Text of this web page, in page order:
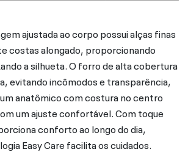
ajustada ao corpo possui alças finas
costas alongado, proporcionando
a silhueta. O forro de alta cobertura
evitando incômodos e transparência,
anatômico com costura no centro
um ajuste confortável. Com toque
conforto ao longo do dia,
Easy Care facilita os cuidados.